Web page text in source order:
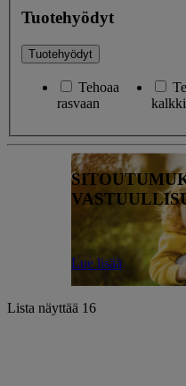
Tuotehyödyt
Tuotehyödyt
Tehoaa
rasvaan
Lue lisää
Lista näyttää 16